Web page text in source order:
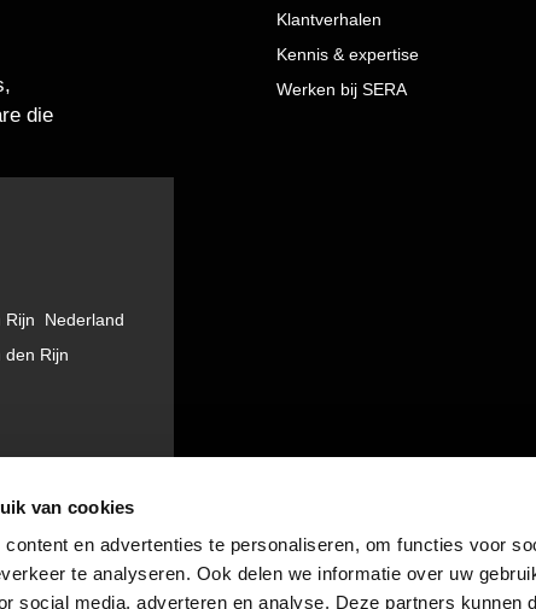
van cookies
en advertenties te personaliseren, om functies voor
te analyseren. Ook delen we informatie over uw
social media, adverteren en analyse. Deze partners kunnen
die
Rijn Nederland
den Rijn
Klantverhalen
Kennis & expertise
Werken bij SERA